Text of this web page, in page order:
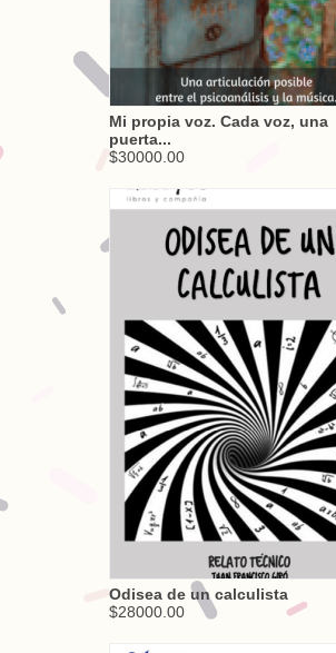
Mi propia voz. Cada voz, una
puerta...
$30000.00
Odisea de un calculista
$28000.00